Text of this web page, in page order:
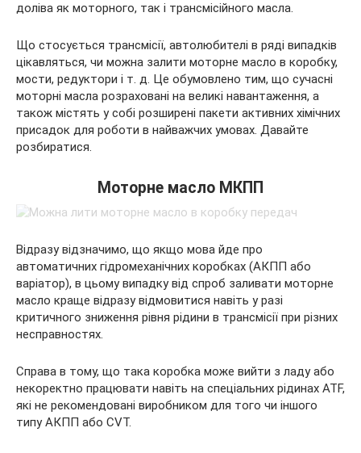
доліва як моторного, так і трансмісійного масла.
Що стосується трансмісії, автолюбителі в ряді випадків
цікавляться, чи можна залити моторне масло в коробку,
мости, редуктори і т. д. Це обумовлено тим, що сучасні
моторні масла розраховані на великі навантаження, а
також містять у собі розширені пакети активних хімічних
присадок для роботи в найважчих умовах. Давайте
розбиратися.
Моторне масло МКПП
Відразу відзначимо, що якщо мова йде про
автоматичних гідромеханічних коробках (АКПП або
варіатор), в цьому випадку від спроб заливати моторне
масло краще відразу відмовитися навіть у разі
критичного зниження рівня рідини в трансмісії при різних
несправностях.
Справа в тому, що така коробка може вийти з ладу або
некоректно працювати навіть на спеціальних рідинах ATF,
які не рекомендовані виробником для того чи іншого
типу АКПП або CVT.